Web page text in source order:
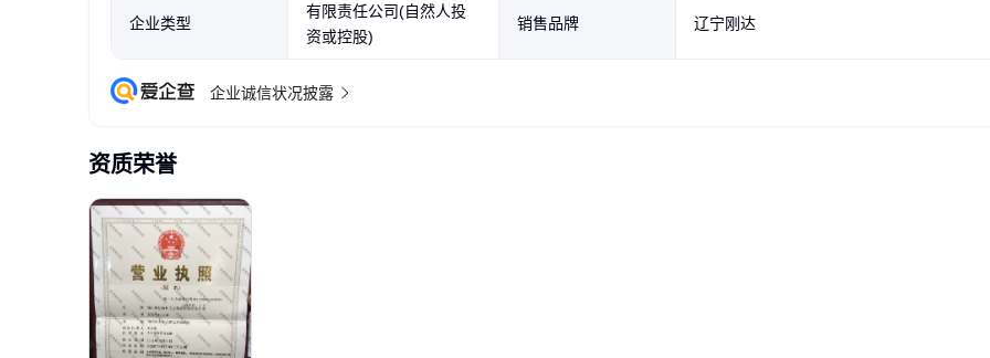
企业类型
有限责任公司(自然人投
资或控股)
销售品牌 辽宁刚达
企业诚信状况披露
资质荣誉